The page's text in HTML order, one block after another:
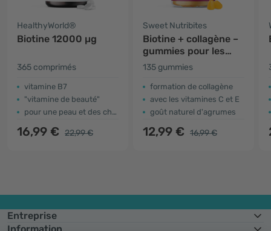
HealthyWorld®
Biotine 12000 µg
365 comprimés
vitamine B7
"vitamine de beauté"
pour une peau et des cheveux sains
16,99 € 22,99 €
Sweet Nutribites
Biotine + collagène –
gummies pour les
cheveux, la peau et
les ongles
135 gummies
formation de collagène
avec les vitamines C et E
goût naturel d'agrumes
12,99 € 16,99 €
Entreprise